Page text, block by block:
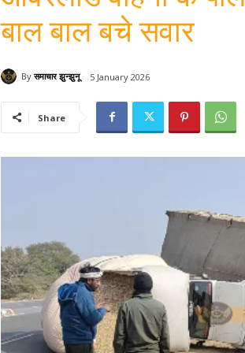
बाल बाल बचे सवार
By समाचार झुन्झुनू 5 January 2026
Share